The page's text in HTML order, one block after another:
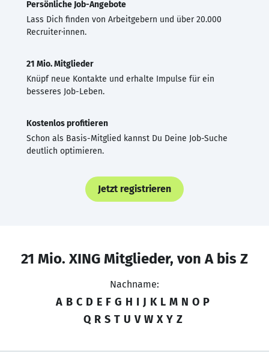
Persönliche Job-Angebote
Lass Dich finden von Arbeitgebern und über 20.000
Recruiter·innen.
21 Mio. Mitglieder
Knüpf neue Kontakte und erhalte Impulse für ein
besseres Job-Leben.
Kostenlos profitieren
Schon als Basis-Mitglied kannst Du Deine Job-Suche
deutlich optimieren.
Jetzt registrieren
21 Mio. XING Mitglieder, von A bis Z
Nachname:
A B C D E F G H I J K L M N O P
Q R S T U V W X Y Z